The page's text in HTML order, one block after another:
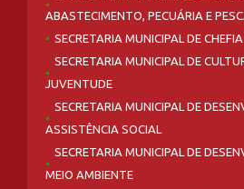
ABASTECIMENTO, PECUÁRIA E
SECRETARIA MUNICIPAL DE
SECRETARIA MUNICIPAL DE
JUVENTUDE
SECRETARIA MUNICIPAL DE
ASSISTÊNCIA SOCIAL
SECRETARIA MUNICIPAL DE
MEIO AMBIENTE